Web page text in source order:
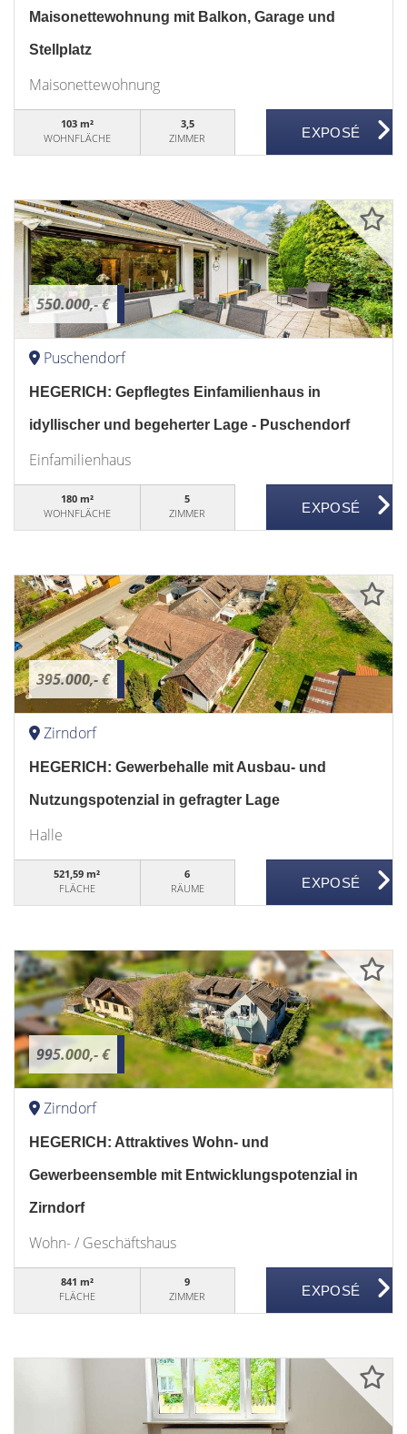
Maisonettewohnung mit Balkon, Garage und
Stellplatz
Maisonettewohnung
103 m²
WOHNFLÄCHE
3,5
ZIMMER
550.000,- €
Puschendorf
HEGERICH: Gepflegtes Einfamilienhaus in
idyllischer und begeherter Lage - Puschendorf
Einfamilienhaus
180 m²
WOHNFLÄCHE
5
ZIMMER
395.000,- €
Zirndorf
HEGERICH: Gewerbehalle mit Ausbau- und
Nutzungspotenzial in gefragter Lage
Halle
521,59 m²
FLÄCHE
6
RÄUME
995.000,- €
Zirndorf
HEGERICH: Attraktives Wohn- und
Gewerbeensemble mit Entwicklungspotenzial in
Zirndorf
Wohn- / Geschäftshaus
841 m²
FLÄCHE
9
ZIMMER